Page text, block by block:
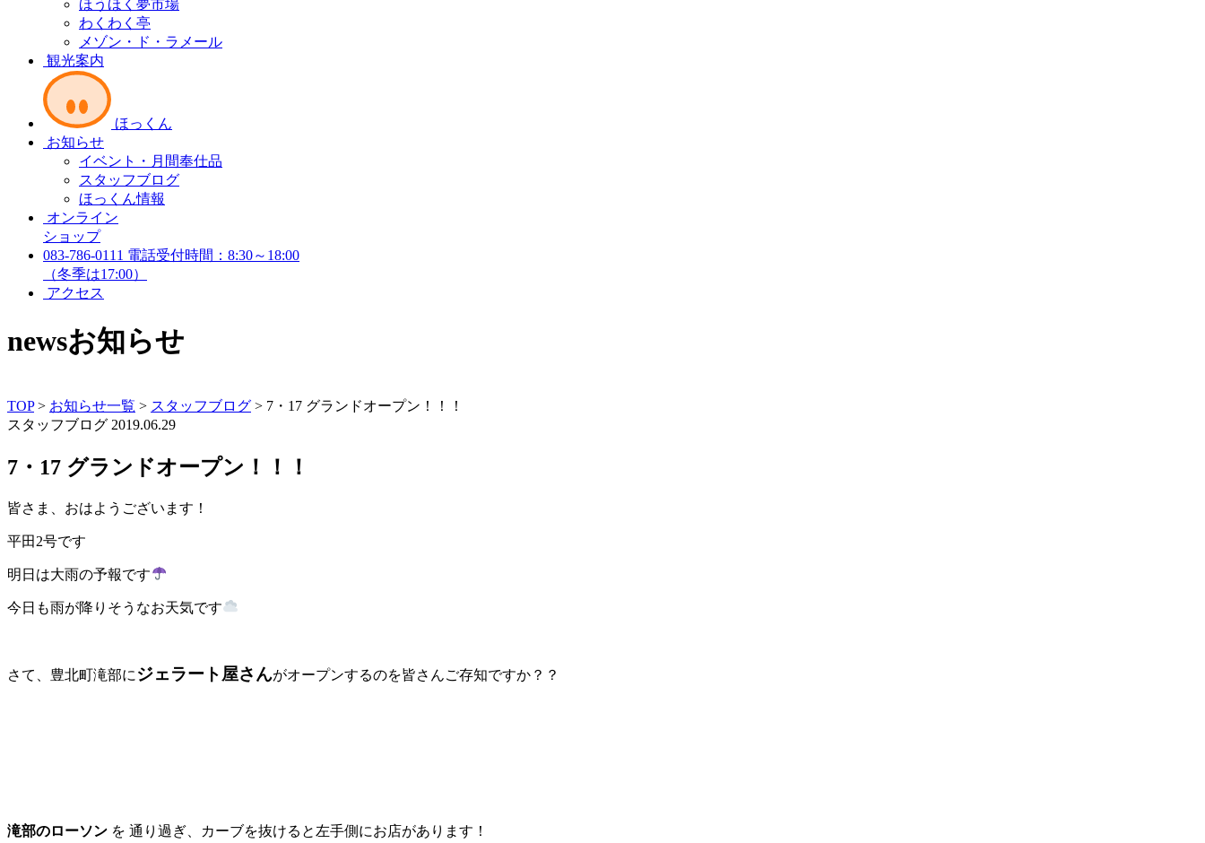
ほうほく夢市場
わくわく亭
メゾン・ド・ラメール
観光案内
ほっくん
お知らせ
イベント・月間奉仕品
スタッフブログ
ほっくん情報
オンライン
ショップ
083-786-0111 電話受付時間：8:30～18:00
（冬季は17:00）
アクセス
newsお知らせ
TOP> お知らせ一覧 > スタッフブログ > 7・17 グランドオープン！！！
スタッフブログ 2019.06.29
7・17 グランドオープン！！！
皆さま、おはようございます！
平田2号です
明日は大雨の予報です
今日も雨が降りそうなお天気です
さて、豊北町滝部に ジェラート屋さんがオープンするのを皆さんご存知ですか？？
滝部のローソン を 通り過ぎ、カーブを抜けると左手側にお店があります！